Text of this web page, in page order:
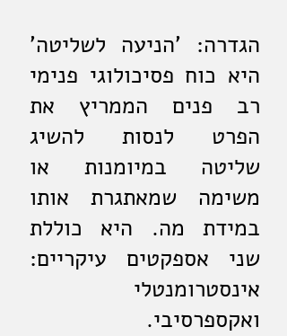
הגדרה: 'הניעה לשליטה'
היא כוח פסיכולוגי פנימי
רב פנים הממריץ את
הפרט לנסות להשיג
שליטה במיומנות או
משימה שמאתגרת אותו
במידת מה. היא כוללת
שני אספקטים עיקריים:
אינסטרומנטלי
ואקספרסיבי.